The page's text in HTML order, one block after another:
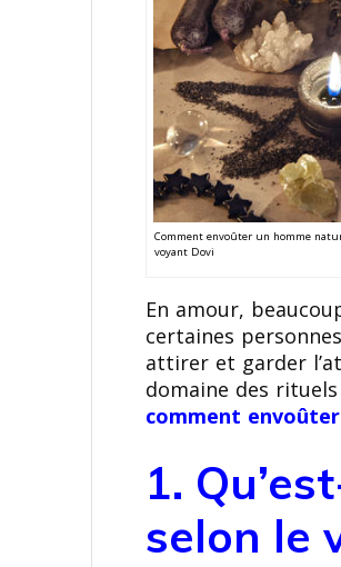
Comment envoûter un homme
voyant Dovi
En amour,
certaines
attirer et garder
domaine des
comment
1.
selon le